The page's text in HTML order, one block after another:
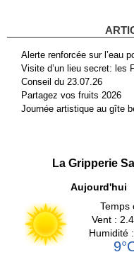
Alerte renforcée sur l’eau
Visite d’un lieu secret: les
Conseil du 23.07.26
Partagez vos fruits 2026
Journée artistique au gîte
La Gripperie
Aujourd'hui
Temps
Vent :
Humidité